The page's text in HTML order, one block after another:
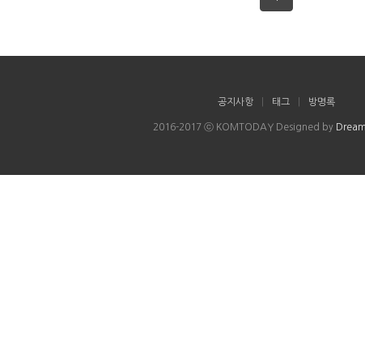
공지사항 태그 방명록
2016-2017 ⓒ KOMTODAY Designed by